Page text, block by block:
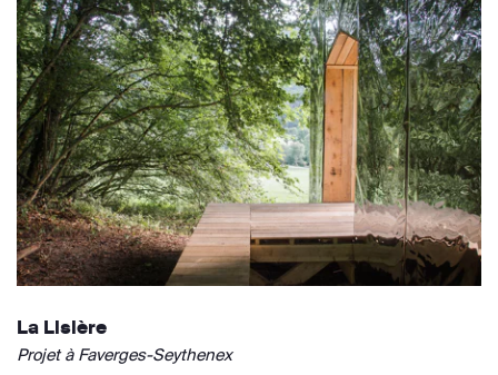
La Lisière
Projet à Faverges-Seythenex